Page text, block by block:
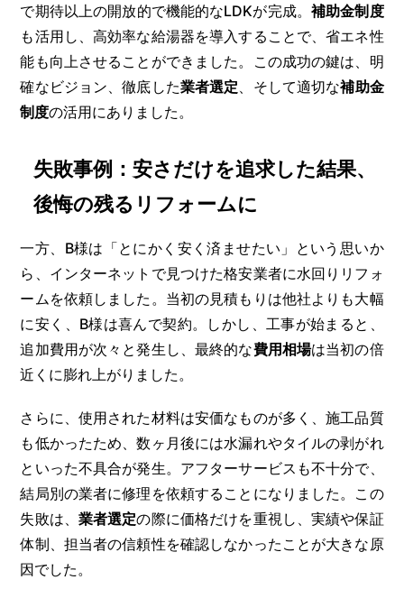
で期待以上の開放的で機能的なLDKが完成。補助金制度
も活用し、高効率な給湯器を導入することで、省エネ性
能も向上させることができました。この成功の鍵は、明
確なビジョン、徹底した業者選定 、そして適切な補助金
制度の活用にありました。
失敗事例：安さだけを追求した結果、
後悔の残るリフォームに
一方、B様は「とにかく安く済ませたい」という思いか
ら、インターネットで見つけた格安業者に水回りリフォ
ームを依頼しました。当初の見積もりは他社よりも大幅
に安く、B様は喜んで契約。しかし、工事が始まると、
追加費用が次々と発生し、最終的な費用相場は当初の倍
近くに膨れ上がりました。
さらに、使用された材料は安価なものが多く、施工品質
も低かったため、数ヶ月後には水漏れやタイルの剥がれ
といった不具合が発生。アフターサービスも不十分で、
結局別の業者に修理を依頼することになりました。この
失敗は、 業者選定の際に価格だけを重視し、実績や保証
体制、担当者の信頼性を確認しなかったことが大きな原
因でした。